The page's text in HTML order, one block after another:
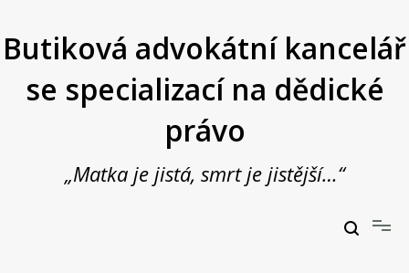
obsah
Butiková advokátní kancelář
se specializací na dědické
právo
„Matka je jistá, smrt je jistější…“